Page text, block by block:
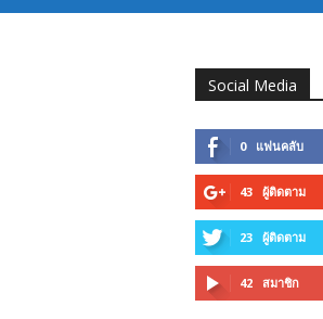
Social Media
0 แฟนคลับ
43 ผู้ติดตาม
23 ผู้ติดตาม
42 สมาชิก